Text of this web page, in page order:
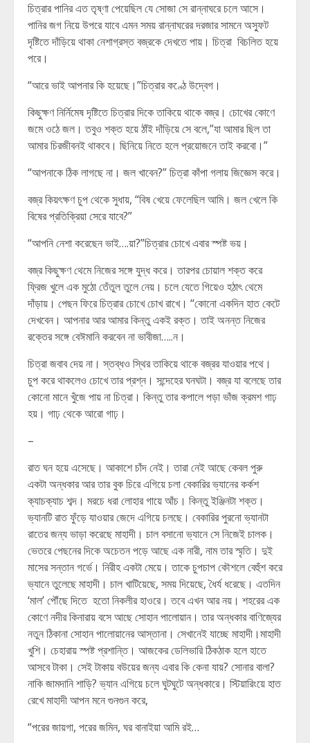
চিত্রার পানির এত তৃষ্ণা পেয়েছিল যে সোজা সে রান্নাঘরে চলে আসে।
পানির জগ নিয়ে উপরে যাবে এমন সময় রান্নাঘরের দরজার সামনে অস্ফুট
দৃষ্টিতে দাঁড়িয়ে থাকা নেশাগ্রস্ত বজ্রকে দেখতে পায়। চিত্রা বিচলিত হয়ে
পরে।
“আরে ভাই আপনার কি হয়েছে।”চিত্রার কণ্ঠে উদ্বেগ।
কিছুক্ষণ নির্নিমেষ দৃষ্টিতে চিত্রার দিকে তাকিয়ে থাকে বজ্র। চোখের কোণে
জমে ওঠে জল। তবুও শক্ত হয়ে ঠাঁই দাঁড়িয়ে সে বলে,”যা আমার ছিল তা
আমার চিরজীবনই থাকবে। ছিনিয়ে নিতে হলে প্রয়োজনে তাই করবো।”
“আপনাকে ঠিক লাগছে না। জল খাবেন?” চিত্রা কাঁপা গলায় জিজ্ঞেস করে।
বজ্র কিয়ৎক্ষণ চুপ থেকে সুধায়, “বিষ খেয়ে ফেলেছিল আমি। জল খেলে কি
বিষের প্রতিক্রিয়া সেরে যাবে?”
“আপনি নেশা করেছেন ভাই….য়া?”চিত্রার চোখে এবার স্পষ্ট ভয়।
বজ্র কিছুক্ষণ থেমে নিজের সঙ্গে যুদ্ধ করে। তারপর চোয়াল শক্ত করে
ফ্রিজ খুলে এক মুঠো তেঁতুল তুলে নেয়। চলে যেতে গিয়েও হঠাৎ থেমে
দাঁড়ায়। পেছন ফিরে চিত্রার চোখে চোখ রাখে। “কোনো একদিন হাত কেটে
দেখবেন। আপনার আর আমার কিন্তু একই রক্ত। তাই অনন্ত নিজের
রক্তের সঙ্গে বেঈমানি করবেন না ভাবীজা…..ন।
চিত্রা জবাব দেয় না। স্তব্ধও স্থির তাকিয়ে থাকে বজ্রর যাওয়ার পথে।
চুপ করে থাকলেও চোখে তার প্রশ্ন। সন্দেহের ঘনঘটা। বজ্র যা বলেছে তার
কোনো মানে খুঁজে পায় না চিত্রা। কিন্তু তার কপালে পড়া ভাঁজ ক্রমশ গাঢ়
হয়। গাঢ় থেকে আরো গাঢ়।
–
রাত ঘন হয়ে এসেছে। আকাশে চাঁদ নেই। তারা নেই আছে কেবল পুরু
একটা অন্ধকার আর তার বুক চিরে এগিয়ে চলা বেকারির ভ্যানের কর্কশ
ক্যাচক্যাচ শব্দ। মরচে ধরা লোহার গায়ে আঁচ। কিন্তু ইঞ্জিনটা শক্ত।
ভ্যানটি রাত ফুঁড়ে যাওয়ার জেদে এগিয়ে চলছে। বেকারির পুরনো ভ্যানটা
রাতের জন্য ভাড়া করেছে মাহাদী। চাল বসানো ভ্যানে সে নিজেই চালক।
ভেতরে পেছনের দিকে অচেতন পড়ে আছে এক নারী, নাম তার স্মৃতি। দুই
মাসের সন্তান গর্ভে। নিরীহ একটা মেয়ে। তাকে চুপচাপ কৌশলে বেহুঁশ করে
ভ্যানে তুলেছে মাহাদী। চাল খাটিয়েছে, সময় দিয়েছে, ধৈর্য ধরেছে। এতদিন
‘মাল’ পৌঁছে দিতে হতো নিকলীর হাওরে। তবে এখন আর নয়। শহরের এক
কোণে নদীর কিনারায় বসে আছে সোহান পালোয়ান। তার অন্ধকার বাণিজ্যের
নতুন ঠিকানা সোহান পালোয়ানের আস্তানা। সেখানেই যাচ্ছে মাহাদী।মাহাদী
খুশি। চেহারায় স্পষ্ট প্রশান্তি। আজকের ডেলিভারি ঠিকঠাক হলে হাতে
আসবে টাকা। সেই টাকায় বউয়ের জন্য এবার কি কেনা যায়? সোনার বালা?
নাকি জামদানি শাড়ি? ভ্যান এগিয়ে চলে ঘুটঘুটে অন্ধকারে। স্টিয়ারিংয়ে হাত
রেখে মাহাদী আপন মনে গুনগুন করে,
“পরের জায়গা, পরের জমিন, ঘর বানাইয়া আমি রই…